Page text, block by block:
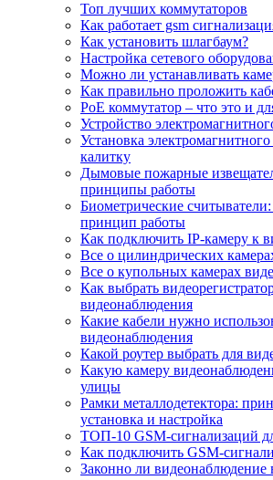
Топ лучших коммутаторов
Как работает gsm
Как установить шлагбаум?
Настройка сетевого
Можно ли устанавливать
Как правильно проложить
PoE коммутатор – что это и
Устройство
Установка
калитку
Дымовые пожарные
принципы работы
Биометрические
принцип работы
Как подключить IP-камеру к
Все о цилиндрических
Все о купольных камерах
Как выбрать
видеонаблюдения
Какие кабели нужно
видеонаблюдения
Какой роутер выбрать для
Какую камеру
улицы
Рамки металлодетектора:
установка и настройка
ТОП-10 GSM-сигнализаций
Как подключить GSM-
Законно ли видеонаблюдение